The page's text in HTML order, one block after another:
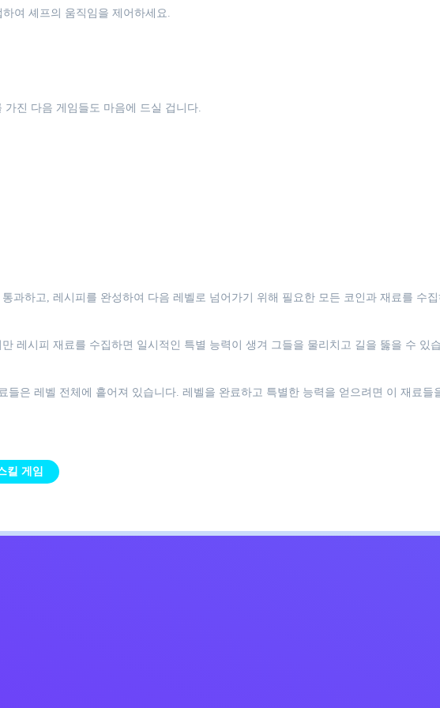
여 셰프의 움직임을 제어하세요.
진 다음 게임들도 마음에 드실 겁니다.
과하고, 레시피를 완성하여 다음 레벨로 넘어가기 위해 필요한 모든 코인과 재료를 수
레시피 재료를 수집하면 일시적인 특별 능력이 생겨 그들을 물리치고 길을 뚫을 수 있
들은 레벨 전체에 흩어져 있습니다. 레벨을 완료하고 특별한 능력을 얻으려면 이 재료들
킬 게임